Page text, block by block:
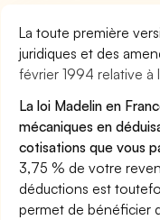
La toute première
juridiques et des
février 1994 relative à
La loi Madelin en
mécaniques en
cotisations que vous
3,75 % de votre
déductions est
permet de bénéficier